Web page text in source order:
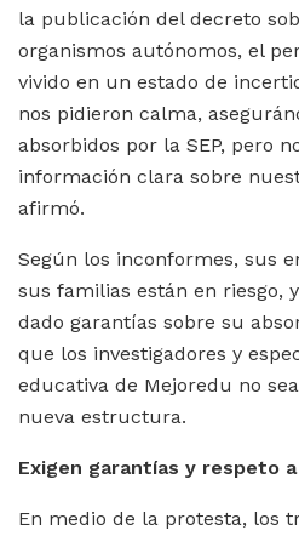
la publicación del decreto
organismos autónomos, el
vivido en un estado de
nos pidieron calma,
absorbidos por la SEP, pero
información clara sobre
afirmó.
Según los inconformes, sus
sus familias están en riesgo,
dado garantías sobre su
que los investigadores y
educativa de Mejoredu no
nueva estructura.
Exigen garantías y respeto
En medio de la protesta, los